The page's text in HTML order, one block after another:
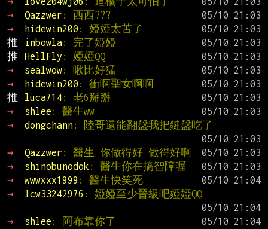
→
Qazzwer : 西西???
→
hidewin200 : 婭婭太苦了
推
inbowla: 完了婭婭
推
HellFly : 婭婭QQ
→
sealwow: 啾比好猛
→
hidewin200 : 衝啊聖女啊啊
推
luca714: 老6掰掰
→
shlee : 醫生ww
→
dongchann: 陸哥還能翻盤我把鍵盤吃了
→
Qazzwer : 醫生 你做得好 做得好啊
→
shinobunodok : 醫生你在搞智障喔
→
wwwxxx1999 : 醫生快笑死
→
lcw33242976 : 婭婭至少晉級吧婭婭QQ
→
shlee : 阿布靠你了